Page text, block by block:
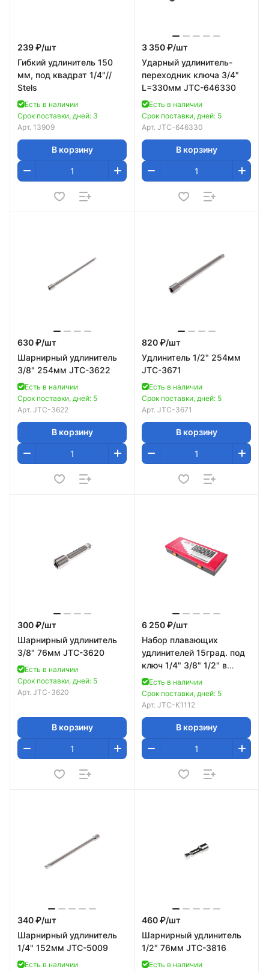
239 ₽/шт
Гибкий удлинитель 150
мм, под квадрат 1/4"//
Stels
Есть в наличии
Срок поставки, дней: 3
Арт. 13909
В корзину
3 350 ₽/шт
Ударный удлинитель-
переходник ключа 3/4"
L=330мм JTC-646330
Есть в наличии
Срок поставки, дней: 5
Арт. JTC-646330
В корзину
630 ₽/шт
Шарнирный удлинитель
3/8" 254мм JTC-3622
Есть в наличии
Срок поставки, дней: 5
Арт. JTC-3622
В корзину
820 ₽/шт
Удлинитель 1/2" 254мм
JTC-3671
Есть в наличии
Срок поставки, дней: 5
Арт. JTC-3671
В корзину
300 ₽/шт
Шарнирный удлинитель
3/8" 76мм JTC-3620
Есть в наличии
Срок поставки, дней: 5
Арт. JTC-3620
В корзину
6 250 ₽/шт
Набор плавающих
удлинителей 15град. под
ключ 1/4" 3/8" 1/2" в
кейсе 11шт JTC-K1112
Есть в наличии
Срок поставки, дней: 5
Арт. JTC-K1112
В корзину
340 ₽/шт
Шарнирный удлинитель
1/4" 152мм JTC-5009
Есть в наличии
460 ₽/шт
Шарнирный удлинитель
1/2" 76мм JTC-3816
Есть в наличии